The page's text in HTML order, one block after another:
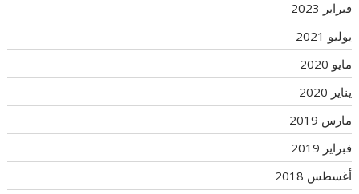
فبراير 2023
يوليو 2021
مايو 2020
يناير 2020
مارس 2019
فبراير 2019
أغسطس 2018